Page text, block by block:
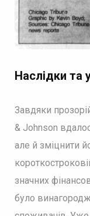
Наслідки та
Завдяки
& Johnson
але й зміцнити
значних
було